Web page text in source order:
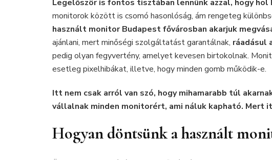
Legelőször is fontos tisztában lennünk azzal, hogy
monitorok között is csomó hasonlóság, ám rengeteg
használt monitor Budapest fővárosban akarjuk
ajánlani, mert minőségi szolgáltatást garantálnak, ráadásul
pedig olyan fegyvertény, amelyet kevesen birtokolnak.
esetleg pixelhibákat, illetve, hogy minden gomb működik-e.
Itt nem csak arról van szó, hogy mihamarabb túl
vállalnak minden monitorért, ami náluk kapható. Mert
Hogyan döntsünk a használt